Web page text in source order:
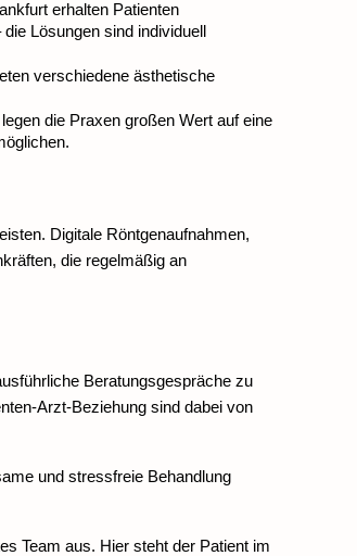
erhalten Patienten
Lösungen sind individuell
verschiedene ästhetische
die Praxen großen Wert auf eine
Digitale Röntgenaufnahmen,
die regelmäßig an
Beratungsgespräche zu
Arzt-Beziehung sind dabei von
und stressfreie Behandlung
Team aus. Hier steht der Patient im